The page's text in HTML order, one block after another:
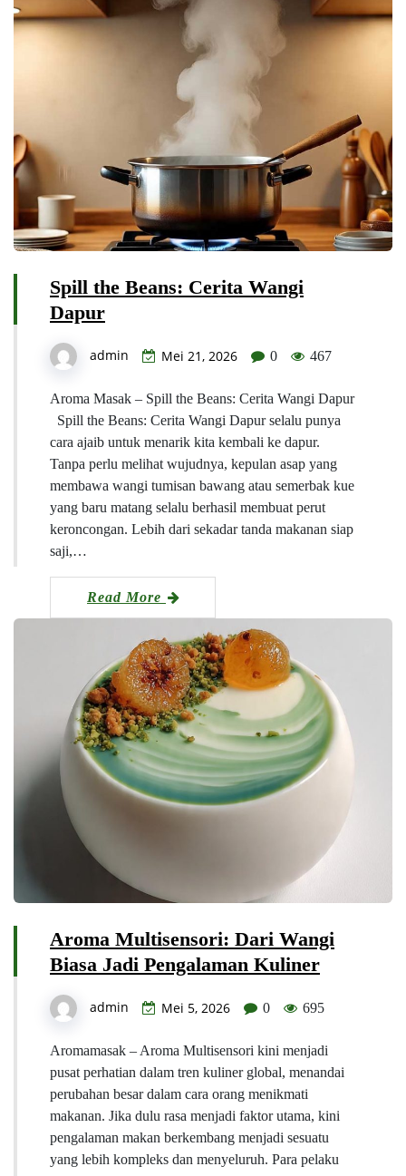
Spill the Beans: Cerita Wangi
Dapur
admin Mei 21, 2026 0 467
Aroma Masak – Spill the Beans: Cerita Wangi Dapur
Spill the Beans: Cerita Wangi Dapur selalu punya
cara ajaib untuk menarik kita kembali ke dapur.
Tanpa perlu melihat wujudnya, kepulan asap yang
membawa wangi tumisan bawang atau semerbak kue
yang baru matang selalu berhasil membuat perut
keroncongan. Lebih dari sekadar tanda makanan siap
saji,…
Read More
Aroma Multisensori: Dari Wangi
Biasa Jadi Pengalaman Kuliner
admin Mei 5, 2026 0 695
Aromamasak – Aroma Multisensori kini menjadi
pusat perhatian dalam tren kuliner global, menandai
perubahan besar dalam cara orang menikmati
makanan. Jika dulu rasa menjadi faktor utama, kini
pengalaman makan berkembang menjadi sesuatu
yang lebih kompleks dan menyeluruh. Para pelaku